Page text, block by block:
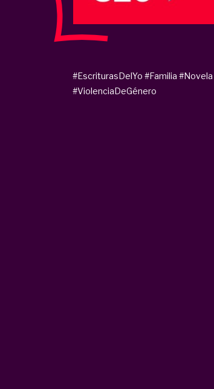
#EscriturasDelYo #Familia #Novela
#ViolenciaDeGénero